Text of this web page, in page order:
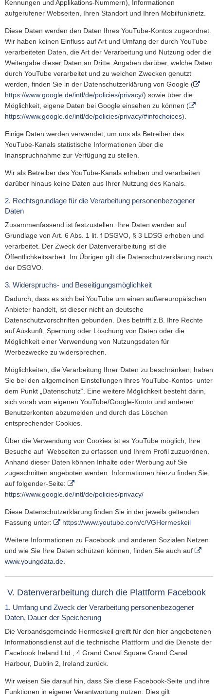
Kennungen und Applikations-Nummern), Informationen
aufgerufener Webseiten, Ihren Standort und Ihren Mobilfunknetz.
Diese Daten werden den Daten Ihres YouTube-Kontos zugeordnet.
Wir haben keinen Einfluss auf Art und Umfang der durch YouTube
verarbeiteten Daten, die Art der Verarbeitung und Nutzung oder die
Weitergabe dieser Daten an Dritte. Angaben darüber, welche Daten
durch YouTube verarbeitet und zu welchen Zwecken genutzt
werden, finden Sie in der Datenschutzerklärung von Google (
https://www.google.de/intl/de/policies/privacy/) sowie über die
Möglichkeit, eigene Daten bei Google einsehen zu können (
https://www.google.de/intl/de/policies/privacy/#infochoices).
Einige Daten werden verwendet, um uns als Betreiber des
YouTube-Kanals statistische Informationen über die
Inanspruchnahme zur Verfügung zu stellen.
Wir als Betreiber des YouTube-Kanals erheben und verarbeiten
darüber hinaus keine Daten aus Ihrer Nutzung des Kanals.
2. Rechtsgrundlage für die Verarbeitung personenbezogener
Daten
Zusammenfassend ist festzustellen: Ihre Daten werden auf
Grundlage von Art. 6 Abs. 1 lit. f DSGVO, § 3 LDSG erhoben und
verarbeitet. Der Zweck der Datenverarbeitung ist die
Öffentlichkeitsarbeit. Im Übrigen gilt die Datenschutzerklärung nach
der DSGVO.
3. Widerspruchs- und Beseitigungsmöglichkeit
Dadurch, dass es sich bei YouTube um einen außereuropäischen
Anbieter handelt, ist dieser nicht an deutsche
Datenschutzvorschriften gebunden. Dies betrifft z.B. Ihre Rechte
auf Auskunft, Sperrung oder Löschung von Daten oder die
Möglichkeit einer Verwendung von Nutzungsdaten für
Werbezwecke zu widersprechen.
Möglichkeiten, die Verarbeitung Ihrer Daten zu beschränken, haben
Sie bei den allgemeinen Einstellungen Ihres YouTube-Kontos unter
dem Punkt „Datenschutz“. Eine weitere Möglichkeit besteht darin,
sich vorab vom eigenen YouTube/Google-Konto und anderen
Benutzerkonten abzumelden und durch das Löschen
entsprechender Cookies.
Über die Verwendung von Cookies ist es YouTube möglich, Ihre
Besuche auf Webseiten zu erfassen und Ihrem Profil zuzuordnen.
Anhand dieser Daten können Inhalte oder Werbung auf Sie
zugeschnitten angeboten werden. Informationen hierzu finden Sie
auf folgender-Seite:
https://www.google.de/intl/de/policies/privacy/
Diese Datenschutzerklärung finden Sie in der jeweils geltenden
Fassung unter:
https://www.youtube.com/c/VGHermeskeil
Weitere Informationen zu Facebook und anderen Sozialen Netzen
und wie Sie Ihre Daten schützen können, finden Sie auch auf
www.youngdata.de
V. Datenverarbeitung durch die Plattform Facebook
1. Umfang und Zweck der Verarbeitung personenbezogener
Daten, Dauer der Speicherung
Die Verbandsgemeinde Hermeskeil greift für den hier angebotenen
Informationsdienst auf die technische Plattform und die Dienste der
Facebook Ireland Ltd., 4 Grand Canal Square Grand Canal
Harbour, Dublin 2, Ireland zurück.
Wir weisen Sie darauf hin, dass Sie diese Facebook-Seite und ihre
Funktionen in eigener Verantwortung nutzen. Dies gilt